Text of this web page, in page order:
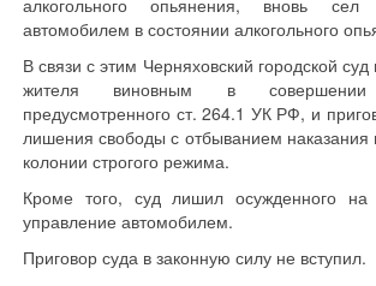
алкогольного опьянения, вновь
автомобилем в состоянии алкогольного
В связи с этим Черняховский городской
жителя виновным в совершении
предусмотренного ст. 264.1 УК РФ, и
лишения свободы с отбыванием наказания
колонии строгого режима.
Кроме того, суд лишил осужденного
управление автомобилем.
Приговор суда в законную силу не вступил.